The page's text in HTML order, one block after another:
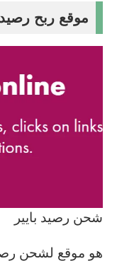
موقع ربح رصيد
شحن رصيد بايير
هو موقع لشحن